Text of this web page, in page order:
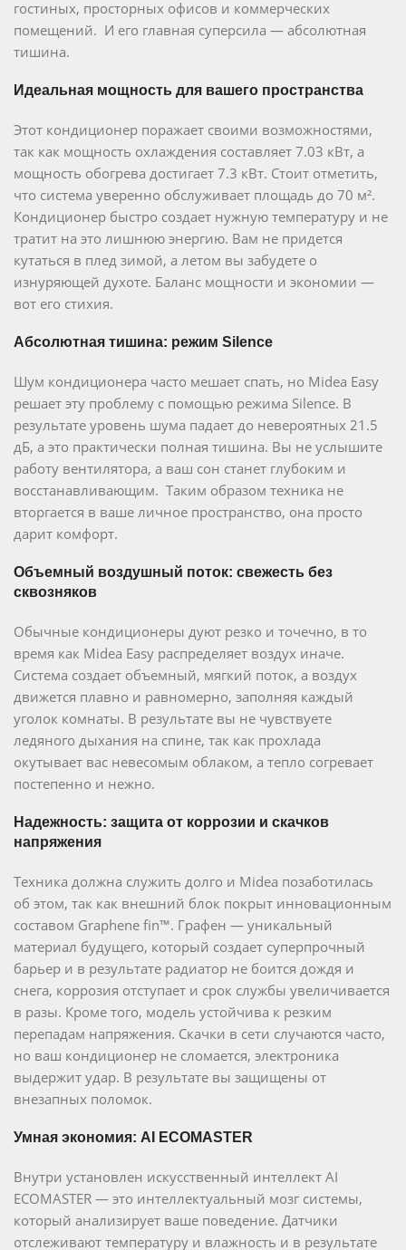
гостиных, просторных офисов и коммерческих
помещений. И его главная суперсила — абсолютная
тишина.
Идеальная мощность для вашего пространства
Этот кондиционер поражает своими возможностями,
так как мощность охлаждения составляет 7.03 кВт, а
мощность обогрева достигает 7.3 кВт. Стоит отметить,
что система уверенно обслуживает площадь до 70 м².
Кондиционер быстро создает нужную температуру и не
тратит на это лишнюю энергию. Вам не придется
кутаться в плед зимой, а летом вы забудете о
изнуряющей духоте. Баланс мощности и экономии —
вот его стихия.
Абсолютная тишина: режим Silence
Шум кондиционера часто мешает спать, но Midea Easy
решает эту проблему с помощью режима Silence. В
результате уровень шума падает до невероятных 21.5
дБ, а это практически полная тишина. Вы не услышите
работу вентилятора, а ваш сон станет глубоким и
восстанавливающим. Таким образом техника не
вторгается в ваше личное пространство, она просто
дарит комфорт.
Объемный воздушный поток: свежесть без
сквозняков
Обычные кондиционеры дуют резко и точечно, в то
время как Midea Easy распределяет воздух иначе.
Система создает объемный, мягкий поток, а воздух
движется плавно и равномерно, заполняя каждый
уголок комнаты. В результате вы не чувствуете
ледяного дыхания на спине, так как прохлада
окутывает вас невесомым облаком, а тепло согревает
постепенно и нежно.
Надежность: защита от коррозии и скачков
напряжения
Техника должна служить долго и Midea позаботилась
об этом, так как внешний блок покрыт инновационным
составом Graphene fin™. Графен — уникальный
материал будущего, который создает суперпрочный
барьер и в результате радиатор не боится дождя и
снега, коррозия отступает и срок службы увеличивается
в разы. Кроме того, модель устойчива к резким
перепадам напряжения. Скачки в сети случаются часто,
но ваш кондиционер не сломается, электроника
выдержит удар. В результате вы защищены от
внезапных поломок.
Умная экономия: AI ECOMASTER
Внутри установлен искусственный интеллект AI
ECOMASTER — это интеллектуальный мозг системы,
который анализирует ваше поведение. Датчики
отслеживают температуру и влажность и в результате